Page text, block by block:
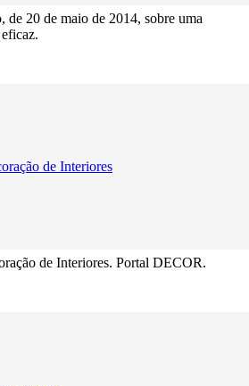
de 20 de maio de 2014, sobre uma
de Interiores
de Interiores. Portal DECOR.